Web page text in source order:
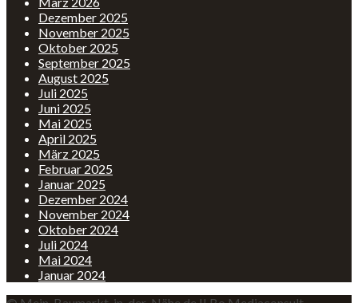
Dezember 2025
November 2025
Oktober 2025
September 2025
August 2025
Juli 2025
Juni 2025
Mai 2025
April 2025
März 2025
Februar 2025
Januar 2025
Dezember 2024
November 2024
Oktober 2024
Juli 2024
Mai 2024
Januar 2024